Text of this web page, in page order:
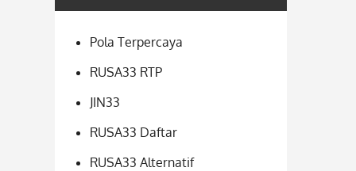
Pola Terpercaya
RUSA33 RTP
JIN33
RUSA33 Daftar
RUSA33 Alternatif